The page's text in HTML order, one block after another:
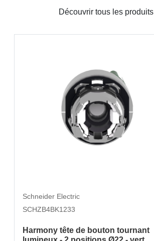
Découvrir tous les produits
Schneider Electric
SCHZB4BK1233
Harmony tête de bouton tournant